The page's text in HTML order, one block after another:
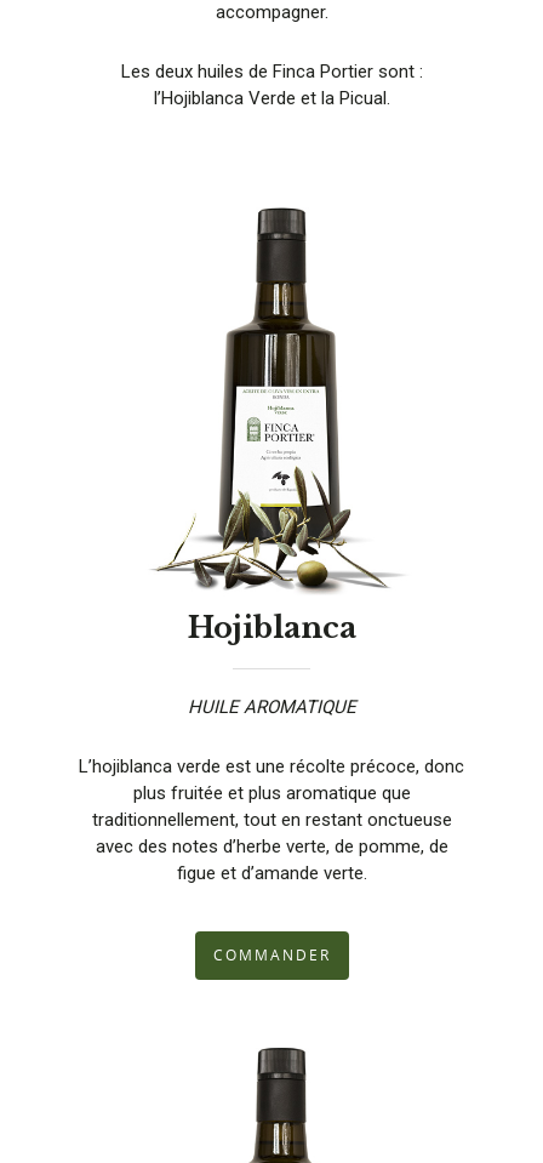
accompagner.
Les deux huiles de Finca Portier sont :
l’Hojiblanca Verde et la Picual.
Hojiblanca
HUILE AROMATIQUE
L’hojiblanca verde est une récolte précoce, donc
plus fruitée et plus aromatique que
traditionnellement, tout en restant onctueuse
avec des notes d’herbe verte, de pomme, de
figue et d’amande verte.
COMMANDER